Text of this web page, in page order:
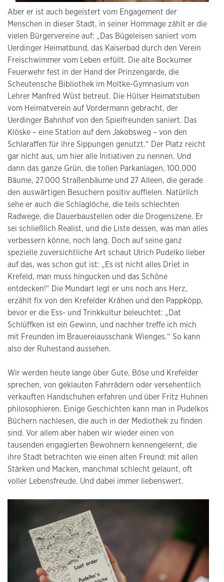
Aber er ist auch begeistert vom Engagement der
Menschen in dieser Stadt, in seiner Hommage zählt er die
vielen Bürgervereine auf: „Das Bügeleisen saniert vom
Uerdinger Heimatbund, das Kaiserbad durch den Verein
Freischwimmer vom Leben erfüllt. Die alte Bockumer
Feuerwehr fest in der Hand der Prinzengarde, die
Scheutensche Bibliothek im Moltke-Gymnasium von
Lehrer Manfred Wüst betreut. Die Hülser Heimatstuben
vom Heimatverein auf Vordermann gebracht, der
Uerdinger Bahnhof von den Spielfreunden saniert. Das
Klöske – eine Station auf dem Jakobsweg – von den
Schlaraffen für ihre Sippungen genutzt.“ Der Platz reicht
gar nicht aus, um hier alle Initiativen zu nennen. Und
dann das ganze Grün, die tollen Parkanlagen, 100.000
Bäume, 27.000 Straßenbäume und 27 Alleen, die gerade
den auswärtigen Besuchern positiv auffielen. Natürlich
sehe er auch die Schlaglöche, die teils schlechten
Radwege, die Dauerbaustellen oder die Drogenszene. Er
sei schließlich Realist, und die Liste dessen, was man alles
verbessern könne, noch lang. Doch auf seine ganz
spezielle zuversichtliche Art schaut Ulrich Pudelko lieber
auf das, was schon gut ist: „Es ist nicht alles Driet in
Krefeld, man muss hingucken und das Schöne
entdecken!“ Die Mundart legt er uns noch ans Herz,
erzählt fix von den Krefelder Krähen und den Pappköpp,
bevor er die Ess- und Trinkkultur beleuchtet: „Dat
Schlüffken ist ein Gewinn, und nachher treffe ich mich
mit Freunden im Brauereiausschank Wienges.“ So kann
also der Ruhestand aussehen.
Wir werden heute lange über Gute, Böse und Krefelder
sprechen, von geklauten Fahrrädern oder versehentlich
verkauften Handschuhen erfahren und über Fritz Huhnen
philosophieren. Einige Geschichten kann man in Pudelkos
Büchern nachlesen, die auch in der Mediothek zu finden
sind. Vor allem aber haben wir wieder einen von
tausenden engagierten Bewohnern kennengelernt, die
ihre Stadt betrachten wie einen alten Freund: mit allen
Stärken und Macken, manchmal schlecht gelaunt, oft
voller Lebensfreude. Und dabei immer liebenswert.